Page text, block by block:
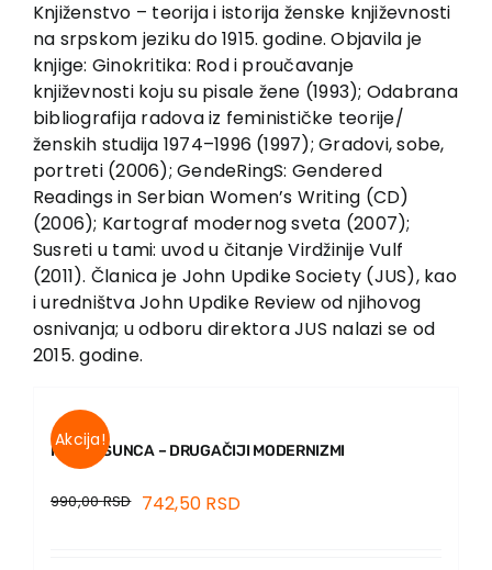
Knjiženstvo – teorija i istorija ženske književnosti
na srpskom jeziku do 1915. godine. Objavila je
knjige: Ginokritika: Rod i proučavanje
književnosti koju su pisale žene (1993); Odabrana
bibliografija radova iz feminističke teorije/
ženskih studija 1974–1996 (1997); Gradovi, sobe,
portreti (2006); GendeRingS: Gendered
Readings in Serbian Women’s Writing (CD)
(2006); Kartograf modernog sveta (2007);
Susreti u tami: uvod u čitanje Virdžinije Vulf
(2011). Članica je John Updike Society (JUS), kao
i uredništva John Updike Review od njihovog
osnivanja; u odboru direktora JUS nalazi se od
2015. godine.
Akcija!
PRAVO SUNCA – DRUGAČIJI MODERNIZMI
990,00RSD 742,50 RSD